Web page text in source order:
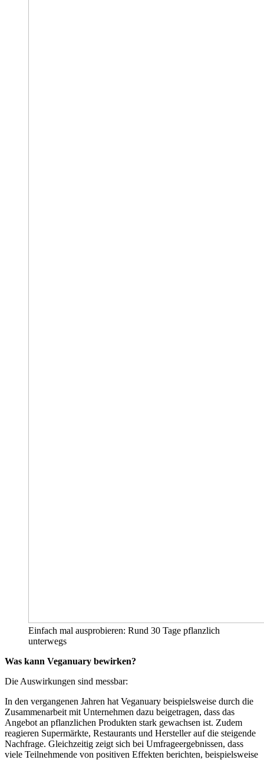
Einfach mal ausprobieren: Rund 30 Tage pflanzlich
unterwegs
Was kann Veganuary bewirken?
Die Auswirkungen sind messbar:
In den vergangenen Jahren hat Veganuary beispielsweise durch die
Zusammenarbeit mit Unternehmen dazu beigetragen, dass das
Angebot an pflanzlichen Produkten stark gewachsen ist. Zudem
reagieren Supermärkte, Restaurants und Hersteller auf die steigende
Nachfrage. Gleichzeitig zeigt sich bei Umfrageergebnissen, dass
viele Teilnehmende von positiven Effekten berichten, beispielsweise